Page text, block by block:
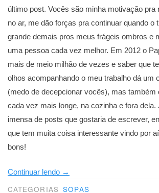
último post. Vocês são minha motivação pra
no ar, me dão forças pra continuar quando o
grande demais pros meus frágeis ombros e
uma pessoa cada vez melhor. Em 2012 o
mais de meio milhão de vezes e saber que
olhos acompanhando o meu trabalho dá um
(medo de decepcionar vocês), mas também
cada vez mais longe, na cozinha e fora dela.
imensa de posts que gostaria de escrever,
que tem muita coisa interessante vindo por
bons!
Continuar lendo “Queridos
leitores,”
→
CATEGORIAS SOPAS